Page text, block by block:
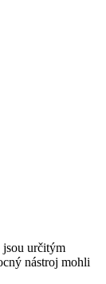
jsou určitým
nástroj mohli